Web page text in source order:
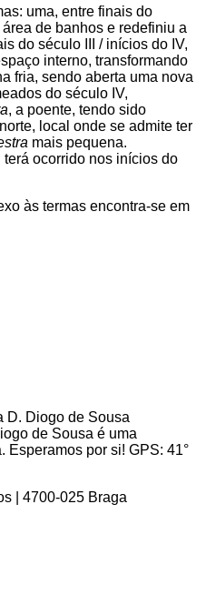
uma, entre finais do
de banhos e redefiniu a
do século III / inícios do IV,
interno, transformando
fria, sendo aberta uma nova
do século IV,
, a poente, tendo sido
local onde se admite ter
mais pequena.
ocorrido nos inícios do
às termas encontra-se em
de Sousa é uma
Esperamos por si! GPS: 41°
| 4700-025 Braga